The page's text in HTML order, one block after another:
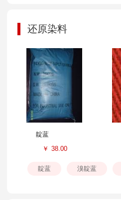
还原染料
靛蓝
￥ 38.00
靛蓝 溴靛蓝